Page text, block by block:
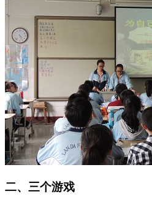
二、三个游戏